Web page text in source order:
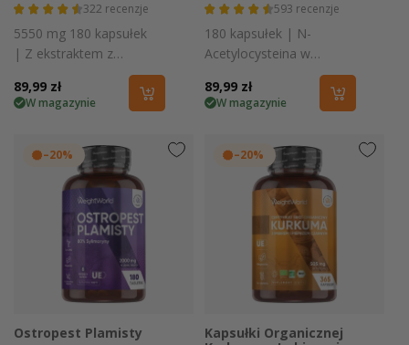
322 recenzje
5550 mg 180 kapsułek
| Z ekstraktem z
korzenia czarnej i żółtej
macy, cynkiem, L-
argininą i żeń-szen
Cena
regularna
89,99 zł
W magazynie
593 recenzje
180 kapsułek | N-
Acetylocysteina w
Cena
regularna
89,99 zł
W magazynie
–20%
Ostropest Plamisty
–20%
Kapsułki Organicznej